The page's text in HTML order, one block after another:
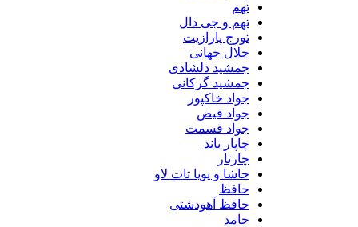
تهم و جی دال
تورج پارازیت
جلال جهانی
جمشید دلشادی
جمشید گرکانی
جواد خاکپور
جواد فیض
جواد قسمت
چاپار باند
حاشا و پویا تات لاو
حافظ آهودشتی